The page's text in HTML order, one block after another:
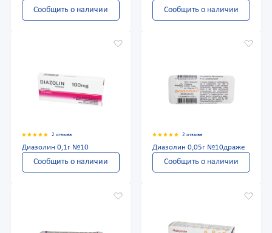
Сообщить о наличии Сообщить о наличии
2 отзыва
Диазолин 0,1г №10
Сообщить о наличии
2 отзыва
Диазолин 0,05г №10драже
Сообщить о наличии